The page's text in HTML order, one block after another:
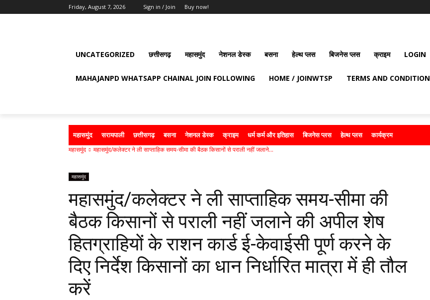
Friday, August 7, 2026 Sign in / Join Buy now!
UNCATEGORIZED छत्तीसगढ़ महासमुंद नेशनल डेस्क बसना हेल्थ प्लस बिजनेस प्लस क्राइम LOGIN
MAHAJANPD WHATSAPP CHAINAL JOIN FOLLOWING HOME / JOINWTSP TERMS AND CONDITION
महासमुंद सरायपाली छत्तीसगढ़ बसना नेशनल डेस्क क्राइम धर्म कर्म और इतिहास बिजनेस प्लस हेल्थ प्लस कार्यक्रम
महासमुंद महासमुंद/कलेक्टर ने ली साप्ताहिक समय-सीमा की बैठक किसानों से पराली नहीं जलाने...
महासमुंद
महासमुंद/कलेक्टर ने ली साप्ताहिक समय-सीमा की
बैठक किसानों से पराली नहीं जलाने की अपील शेष
हितग्राहियों के राशन कार्ड ई-केवाईसी पूर्ण करने के
दिए निर्देश किसानों का धान निर्धारित मात्रा में ही तौल
करें